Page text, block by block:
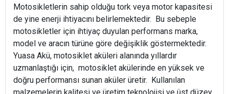
Motosikletlerin sahip olduğu tork veya motor kapasitesi
de yine enerji ihtiyacını belirlemektedir. Bu sebeple
motosikletler için ihtiyaç duyulan performans marka,
model ve aracın türüne göre değişiklik göstermektedir.
Yuasa Akü, motosiklet aküleri alanında yıllardır
uzmanlaştığı için, motosiklet akülerinde en yüksek ve
doğru performansı sunan aküler üretir. Kullanılan
malzemelerin kalitesi ve üretim teknolojisi ve üst düzey